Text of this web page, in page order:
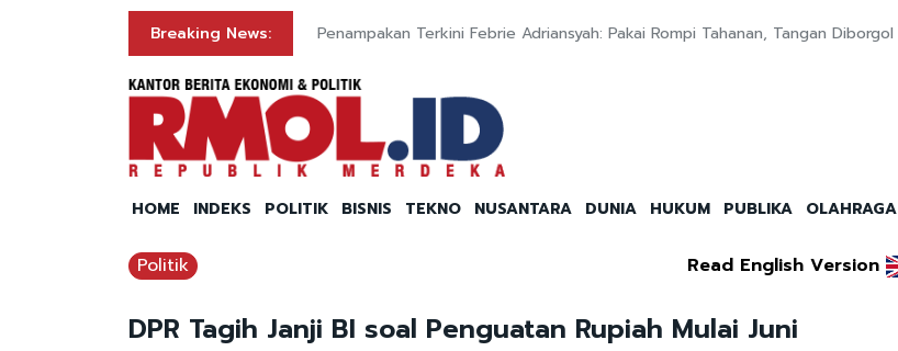
Breaking News: Penampakan Terkini Febrie Adriansyah: Pakai Rompi Tahanan, Tangan Diborgol
HOME INDEKS POLITIK BISNIS TEKNO NUSANTARA DUNIA HUKUM PUBLIKA OLAHRAGA
Politik Read English Version
DPR Tagih Janji BI soal Penguatan Rupiah Mulai Juni